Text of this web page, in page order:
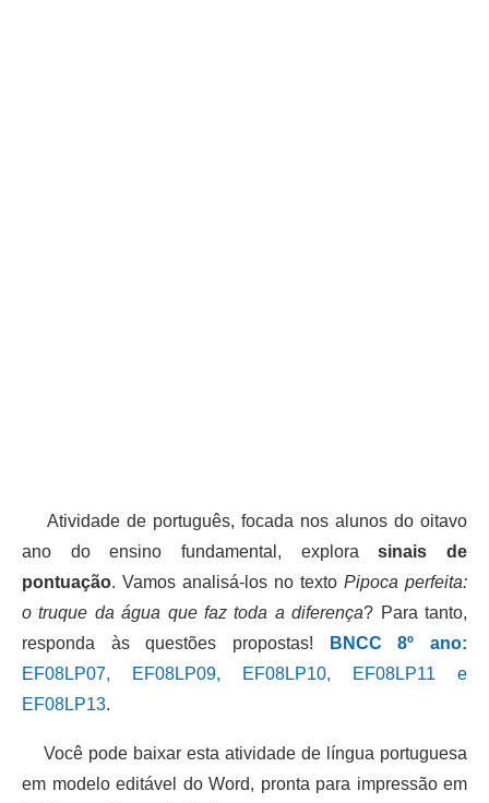
Atividade de português, focada nos alunos do oitavo
ano do ensino fundamental, explorasinais de
pontuação. Vamos analisá-los no texto Pipoca perfeita:
o truque da água que faz toda a diferença? Para tanto,
responda às questões propostas!
BNCC 8º ano:
EF08LP07, EF08LP09, EF08LP10, EF08LP11 e
EF08LP13.
Você pode baixar esta atividade de língua portuguesa
em modelo editável do Word, pronta para impressão em